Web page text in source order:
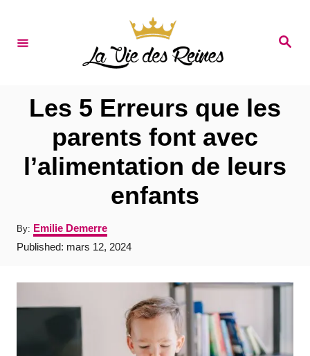
S
Les 5 Erreurs que les
parents font avec
l’alimentation de leurs
enfants
By: A
u
t
o
Emilie Demerre
P
Published: mars 12, 2024